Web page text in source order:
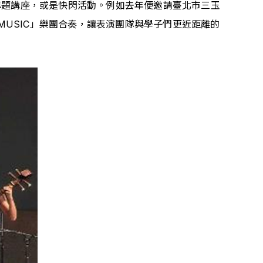
講座，或是快閃活動。例如去年便邀請臺北市三玉
」樂團合奏，讓表演團隊與學子們更近距離的